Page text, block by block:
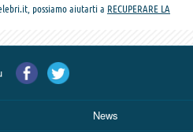
possiamo aiutarti a RECUPERARE LA
News